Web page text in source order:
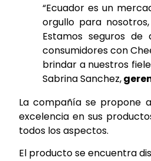
“Ecuador es un
orgullo para
Estamos seguros
consumidores con
brindar a nuestros
Sabrina Sanchez,
La compañía se propone
excelencia en sus
todos los aspectos.
El producto se encuentra